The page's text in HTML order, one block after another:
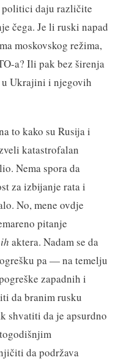
politici daju različite
čega. Je li ruski napad
moskovskog režima,
a? Ili pak bez širenja
u Ukrajini i njegovih
to kako su Rusija i
katastrofalan
Nema spora da
za izbijanje rata i
No, mene ovdje
pitanje
aktera. Nadam se da
pa — na temelju
zapadnih i
da branim rusku
shvatiti da je apsurdno
da podržava